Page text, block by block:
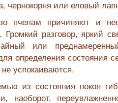
чернокорня или еловый
пчелам причиняют и
Громкий разговор, яркий
или
определения состояния
успокаиваются.
из состояния покоя
наоборот,